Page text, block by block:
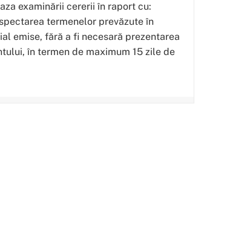
examinării cererii în raport cu:
termenelor prevăzute în
emise, fără a fi necesară prezentarea
în termen de maximum 15 zile de